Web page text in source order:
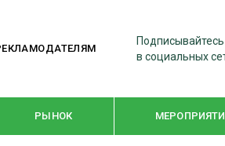
Подписывайтесь
в социальных
РЫНОК